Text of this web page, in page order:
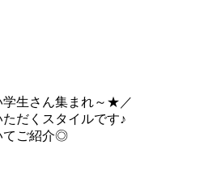
学生さん集まれ～★／
だくスタイルです♪
てご紹介◎